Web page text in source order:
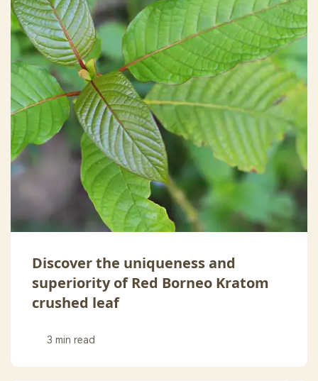
Discover the uniqueness and
superiority of Red Borneo Kratom
crushed leaf
3 min read